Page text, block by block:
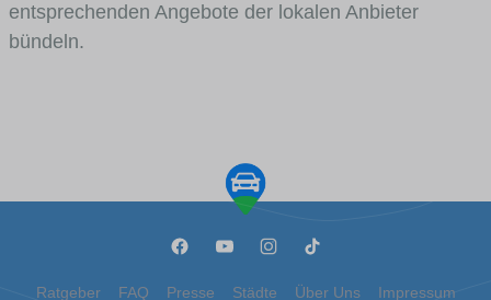
entsprechenden Angebote der lokalen Anbieter
bündeln.
Ratgeber FAQ Presse Städte Über Uns Impressum